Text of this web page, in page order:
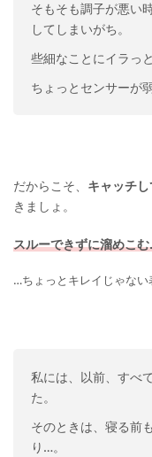
そもそも調子が悪い
してしまいがち。
些細なことにイラっ
ちょっとセンサーが
だからこそ、 キャッチ
きましょ。
スルーできずに溜めこ
…ちょっとキレイじゃな
私には、以前、すべ
た。
そのときは、寝る前
り…。